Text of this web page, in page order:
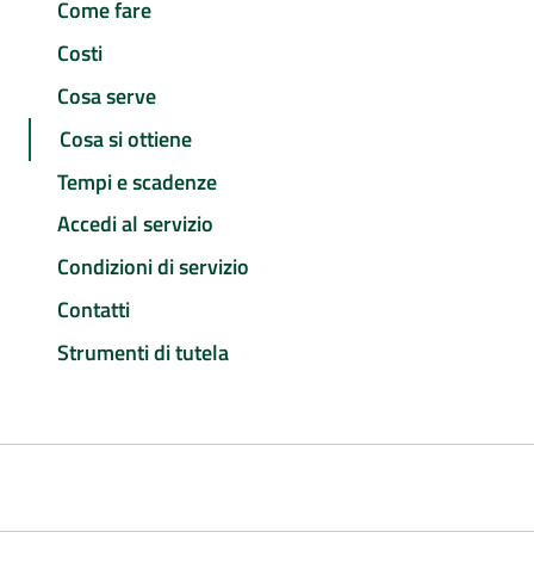
Come fare
Costi
Cosa serve
Cosa si ottiene
Tempi e scadenze
Accedi al servizio
Condizioni di servizio
Contatti
Strumenti di tutela